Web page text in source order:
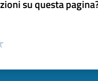
su questa